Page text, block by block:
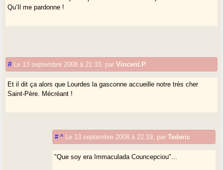
Qu’Il me pardonne !
# Le 13 septembre 2008 à 21:33 parVincent.P
Et il dit ça alors que Lourdes la gasconne accueille notre très cher
Saint-Père. Mécréant !
# ^ Le 13 septembre 2008 à 22:19 parTederic
"Que soy era Immaculada Councepciou"...